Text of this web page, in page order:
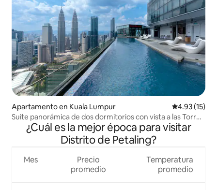
Apartamento en Kuala Lumpur Calificación
4.93 (15)
Suite panorámica de dos dormitorios con vista a las Torres
Gemelas
¿Cuál es la mejor época para visitar
Distrito de Petaling?
Mes
Precio
promedio
Temperatura
promedio